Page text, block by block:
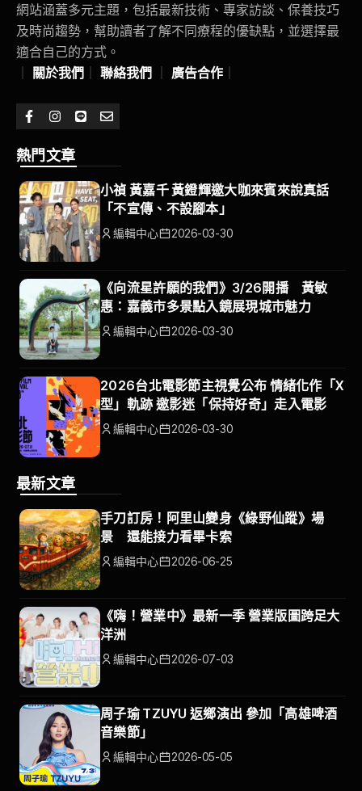
網站涵蓋多元主題，包括最新技術、專家訪談、保養技巧
及時尚趨勢，幫助讀者了解不同療程的優缺點，並選擇最
適合自己的方式。
關於我們 聯絡我們 廣告合作
熱門文章
小禎 黃嘉千 黃鐙輝邀大咖來賓來說真話
「不宣傳、不設腳本」
編輯中心 2026-03-30
《向流星許願的我們》3/26開播 黃敏
惠：嘉義市多景點入鏡展現城市魅力
編輯中心 2026-03-30
2026台北電影節主視覺公布 情緒化作「X
型」軌跡 邀影迷「保持好奇」走入電影
編輯中心 2026-03-30
最新文章
手刀訂房！阿里山變身《綠野仙蹤》場
景 還能接力看畢卡索
編輯中心 2026-06-25
《嗨！營業中》最新一季 營業版圖跨足大
洋洲
編輯中心 2026-07-03
周子瑜 TZUYU 返鄉演出 參加「高雄啤酒
音樂節」
編輯中心 2026-05-05